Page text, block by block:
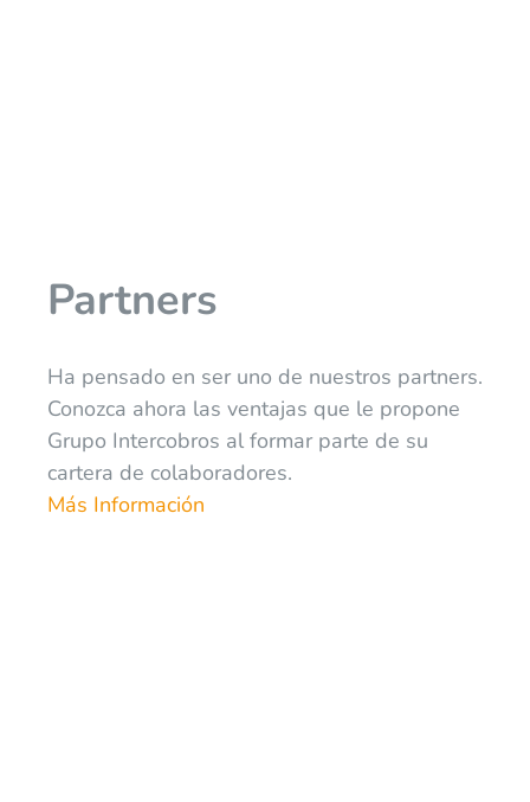
Partners
Ha pensado en ser uno de nuestros partners.
Conozca ahora las ventajas que le propone
Grupo Intercobros al formar parte de su
cartera de colaboradores.
Más Información